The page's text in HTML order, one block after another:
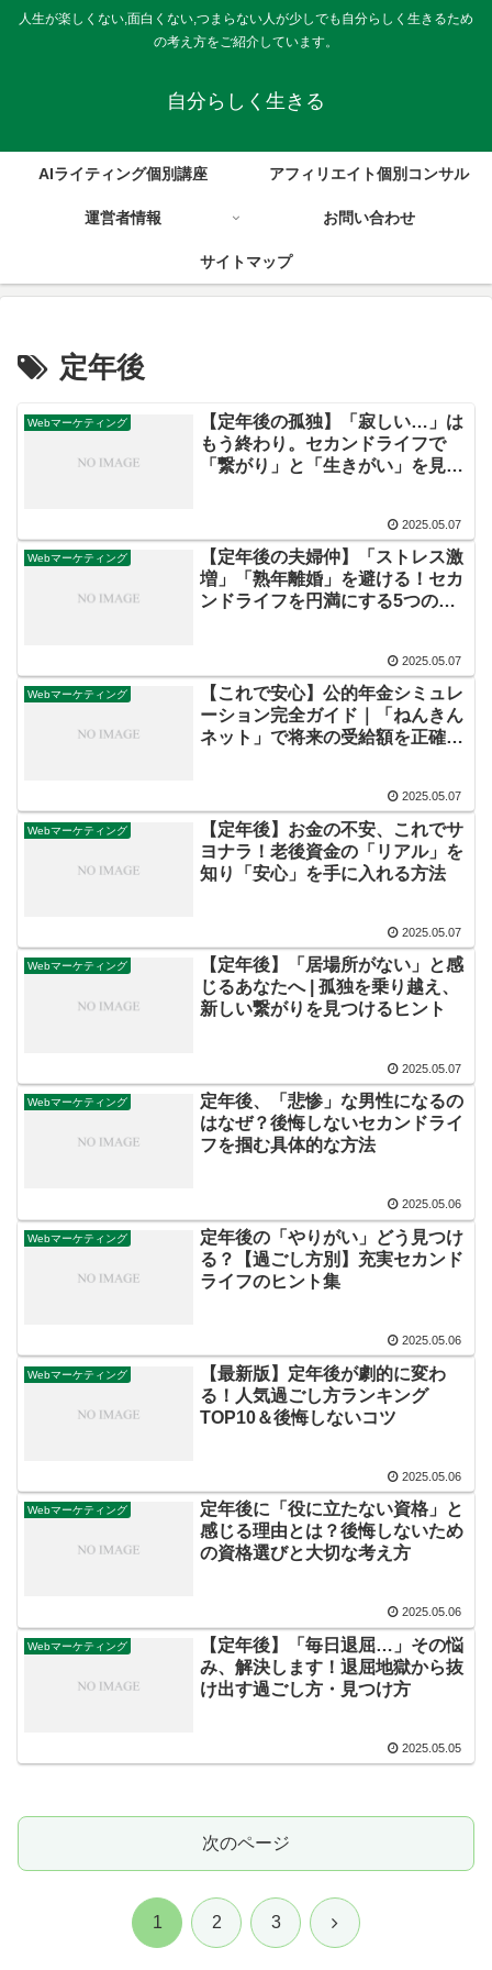
人生が楽しくない,面白くない,つまらない人が少しでも自分らしく生きるため
の考え方をご紹介しています。
自分らしく生きる
AIライティング個別講座 アフィリエイト個別コンサル
運営者情報 お問い合わせ
サイトマップ
定年後
Webマーケティング
【定年後の孤独】「寂しい…」は
もう終わり。セカンドライフで
「繋がり」と「生きがい」を見つ
2025.05.07
Webマーケティング
【定年後の夫婦仲】「ストレス激
増」「熟年離婚」を避ける！セカ
ンドライフを円満にする5つの秘
2025.05.07
Webマーケティング
【これで安心】公的年金シミュレ
ーション完全ガイド｜「ねんきん
ネット」で将来の受給額を正確に
2025.05.07
Webマーケティング
【定年後】お金の不安、これでサ
ヨナラ！老後資金の「リアル」を
知り「安心」を手に入れる方法
2025.05.07
Webマーケティング
【定年後】「居場所がない」と感
じるあなたへ | 孤独を乗り越え、
新しい繋がりを見つけるヒント
2025.05.07
Webマーケティング
定年後、「悲惨」な男性になるの
はなぜ？後悔しないセカンドライ
フを掴む具体的な方法
2025.05.06
Webマーケティング
定年後の「やりがい」どう見つけ
る？【過ごし方別】充実セカンド
ライフのヒント集
2025.05.06
Webマーケティング
【最新版】定年後が劇的に変わ
る！人気過ごし方ランキング
TOP10＆後悔しないコツ
2025.05.06
Webマーケティング
定年後に「役に立たない資格」と
感じる理由とは？後悔しないため
の資格選びと大切な考え方
2025.05.06
Webマーケティング
【定年後】「毎日退屈…」その悩
み、解決します！退屈地獄から抜
け出す過ごし方・見つけ方
2025.05.05
次のページ
1 2 3 次